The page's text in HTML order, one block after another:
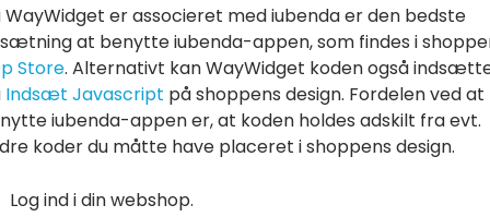
WayWidget er associeret med iubenda er den bedste
at benytte iubenda-appen, som findes i
Store. Alternativt kan WayWidget koden også
Indsæt Javascript på shoppens design. Fordelen ved at
iubenda-appen er, at koden holdes adskilt fra evt.
koder du måtte have placeret i shoppens design.
Log ind i din webshop.